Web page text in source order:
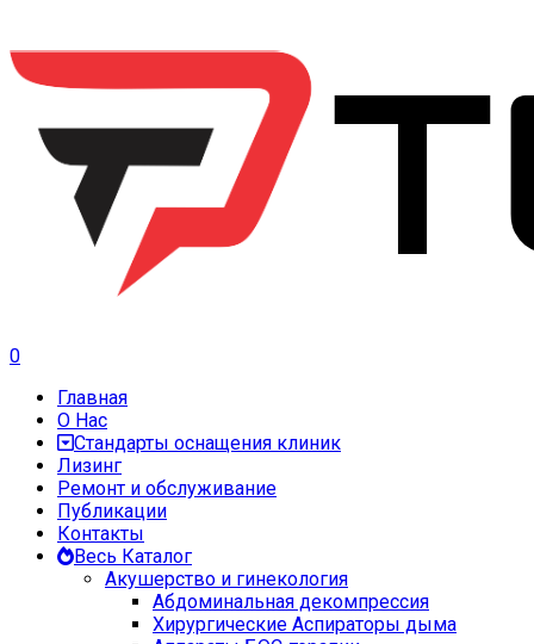
0
Главная
О Нас
Стандарты оснащения клиник
Лизинг
Ремонт и обслуживание
Публикации
Контакты
Весь Каталог
Акушерство и гинекология
Абдоминальная декомпрессия
Хирургические Аспираторы дыма